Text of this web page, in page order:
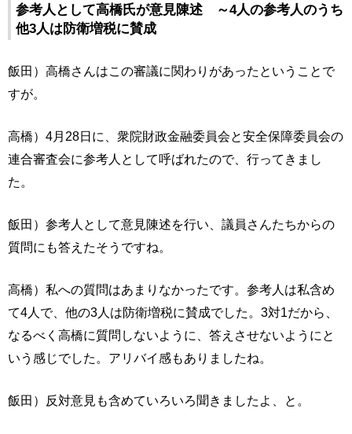
参考人として高橋氏が意見陳述 ～4人の参考人のうち
他3人は防衛増税に賛成
飯田）高橋さんはこの審議に関わりがあったということで
すが。
高橋）4月28日に、衆院財政金融委員会と安全保障委員会の
連合審査会に参考人として呼ばれたので、行ってきまし
た。
飯田）参考人として意見陳述を行い、議員さんたちからの
質問にも答えたそうですね。
高橋）私への質問はあまりなかったです。参考人は私含め
て4人で、他の3人は防衛増税に賛成でした。3対1だから、
なるべく高橋に質問しないように、答えさせないようにと
いう感じでした。アリバイ感もありましたね。
飯田）反対意見も含めていろいろ聞きましたよ、と。